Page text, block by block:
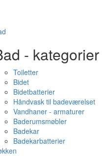
- kategorier
Toiletter
Bidet
Bidetbatterier
Håndvask til badeværelset
Vandhaner - armaturer
Baderumsmøbler
Badekar
Badekarbatterier